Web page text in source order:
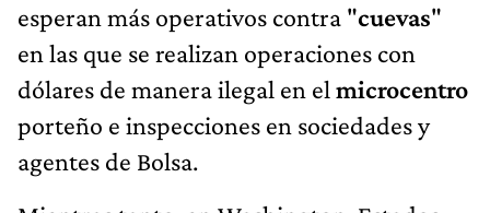
esperan más operativos contra "cuevas"
en las que se realizan operaciones con
dólares de manera ilegal en el microcentro
porteño e inspecciones en sociedades y
agentes de Bolsa.